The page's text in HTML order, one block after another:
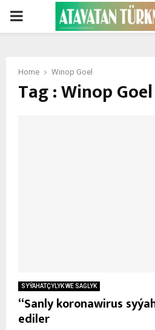
PRIMARY
Home Winop Goel
Tag : Winop Goel
SYÝAHATÇYLYK WE SAGLYK
“Sanly koronawirus
ediler